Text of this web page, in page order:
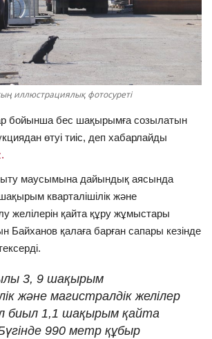
иллюстрациялық фотосуреті
бойынша бес шақырымға созылатын
өтуі тиіс, деп хабарлайды
маусымына дайындық аясында
кварталішілік және
желілерін қайта құру жұмыстары
Байханов қалаға барған сапары кезінде
3, 9 шақырым
және магистралдік желілер
биыл 1,1 шақырым қайта
990 метр құбыр